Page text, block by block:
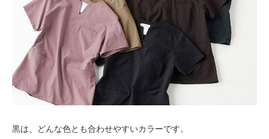
黒は、どんな色とも合わせやすいカラーです。